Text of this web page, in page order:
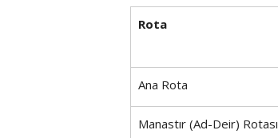
Rota
Ana Rota
Manastır (Ad-Deir) Rotası